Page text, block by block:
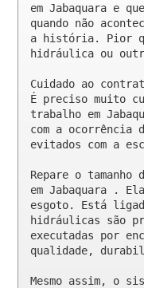
em Jabaquara e
quando não
a história. Pior
hidráulica ou
Cuidado ao
É preciso muito
trabalho em
com a ocorrência
evitados com a
Repare o
em Jabaquara .
esgoto. Está
hidráulicas são
executadas por
qualidade,
Mesmo assim, o